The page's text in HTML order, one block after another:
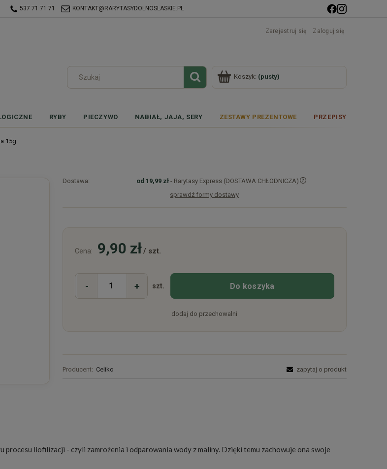
537 71 71 71 KONTAKT@RARYTASYDOLNOSLASKIE.PL
Zarejestruj się Zaloguj się
Koszyk: (pusty)
RYBY PIECZYWO NABIAŁ, JAJA, SERY ZESTAWY PREZENTOWE PRZEPISY
15g
Dostawa: od 19,99 zł - Rarytasy Express (DOSTAWA CHŁODNICZA)
sprawdź formy dostawy
Cena: 9,90 zł/ szt.
- + szt. Do koszyka
dodaj do przechowalni
Producent: Celiko zapytaj o produkt
liofilizacji - czyli zamrożenia i odparowania wody z maliny. Dzięki temu zachowuje ona swoje